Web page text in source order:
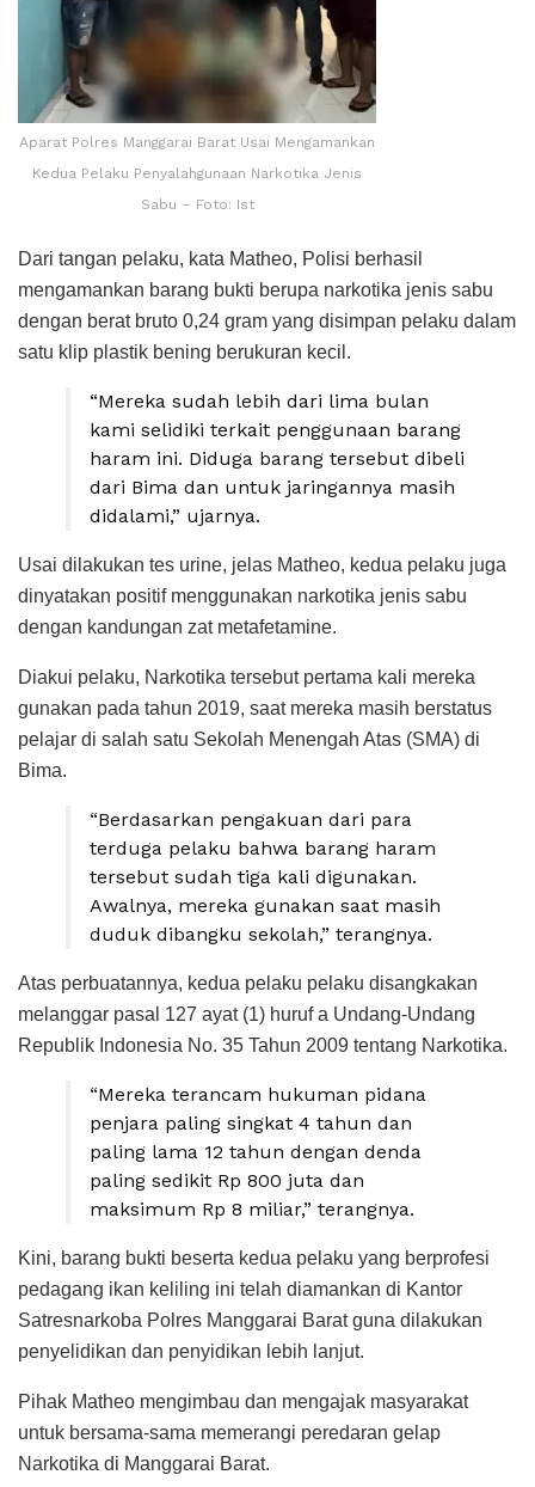
Aparat Polres Manggarai Barat Usai Mengamankan
Kedua Pelaku Penyalahgunaan Narkotika Jenis
Sabu – Foto: Ist
Dari tangan pelaku, kata Matheo, Polisi berhasil
mengamankan barang bukti berupa narkotika jenis sabu
dengan berat bruto 0,24 gram yang disimpan pelaku dalam
satu klip plastik bening berukuran kecil.
“Mereka sudah lebih dari lima bulan
kami selidiki terkait penggunaan barang
haram ini. Diduga barang tersebut dibeli
dari Bima dan untuk jaringannya masih
didalami,” ujarnya.
Usai dilakukan tes urine, jelas Matheo, kedua pelaku juga
dinyatakan positif menggunakan narkotika jenis sabu
dengan kandungan zat metafetamine.
Diakui pelaku, Narkotika tersebut pertama kali mereka
gunakan pada tahun 2019, saat mereka masih berstatus
pelajar di salah satu Sekolah Menengah Atas (SMA) di
Bima.
“Berdasarkan pengakuan dari para
terduga pelaku bahwa barang haram
tersebut sudah tiga kali digunakan.
Awalnya, mereka gunakan saat masih
duduk dibangku sekolah,” terangnya.
Atas perbuatannya, kedua pelaku pelaku disangkakan
melanggar pasal 127 ayat (1) huruf a Undang-Undang
Republik Indonesia No. 35 Tahun 2009 tentang Narkotika.
“Mereka terancam hukuman pidana
penjara paling singkat 4 tahun dan
paling lama 12 tahun dengan denda
paling sedikit Rp 800 juta dan
maksimum Rp 8 miliar,” terangnya.
Kini, barang bukti beserta kedua pelaku yang berprofesi
pedagang ikan keliling ini telah diamankan di Kantor
Satresnarkoba Polres Manggarai Barat guna dilakukan
penyelidikan dan penyidikan lebih lanjut.
Pihak Matheo mengimbau dan mengajak masyarakat
untuk bersama-sama memerangi peredaran gelap
Narkotika di Manggarai Barat.